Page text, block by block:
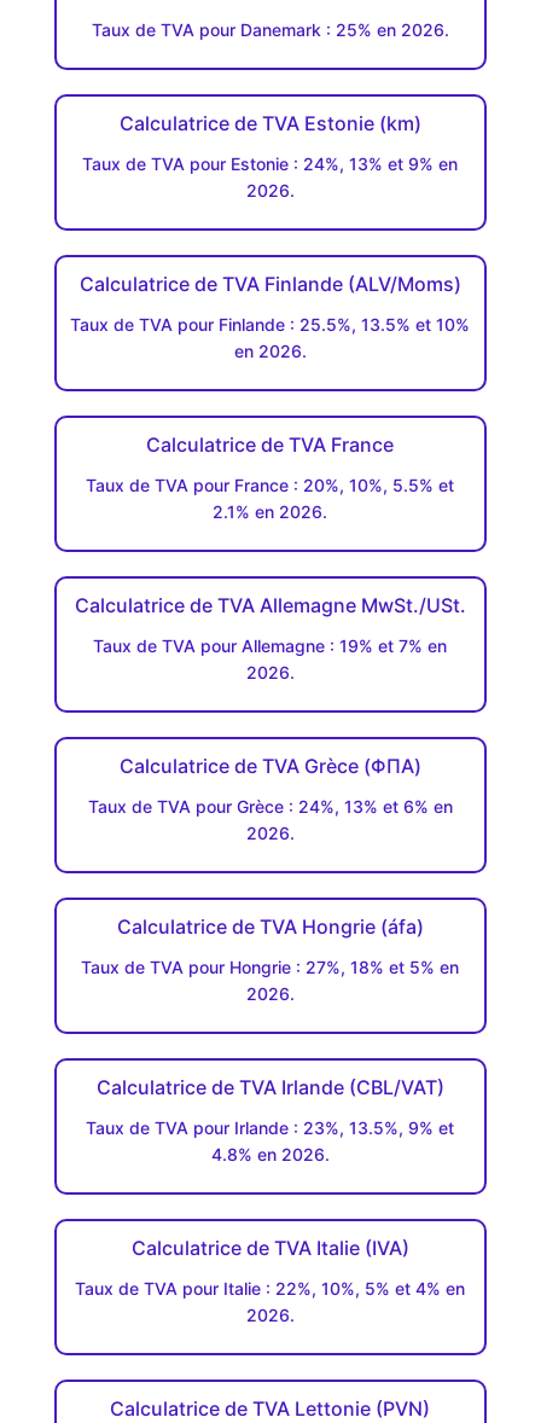
Taux de TVA pour Danemark : 25% en 2026.
Calculatrice de TVA Estonie (km)
Taux de TVA pour Estonie : 24%, 13% et 9% en
2026.
Calculatrice de TVA Finlande (ALV/Moms)
Taux de TVA pour Finlande : 25.5%, 13.5% et 10%
en 2026.
Calculatrice de TVA France
Taux de TVA pour France : 20%, 10%, 5.5% et
2.1% en 2026.
Calculatrice de TVA Allemagne MwSt./USt.
Taux de TVA pour Allemagne : 19% et 7% en
2026.
Calculatrice de TVA Grèce (ΦΠΑ)
Taux de TVA pour Grèce : 24%, 13% et 6% en
2026.
Calculatrice de TVA Hongrie (áfa)
Taux de TVA pour Hongrie : 27%, 18% et 5% en
2026.
Calculatrice de TVA Irlande (CBL/VAT)
Taux de TVA pour Irlande : 23%, 13.5%, 9% et
4.8% en 2026.
Calculatrice de TVA Italie (IVA)
Taux de TVA pour Italie : 22%, 10%, 5% et 4% en
2026.
Calculatrice de TVA Lettonie (PVN)